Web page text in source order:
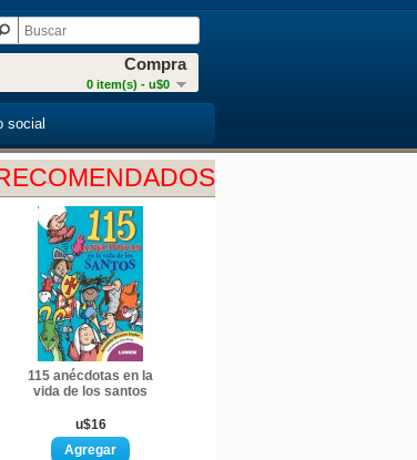
Compra
0 item(s) - u$0
social
115 anécdotas en la
vida de los santos
u$16